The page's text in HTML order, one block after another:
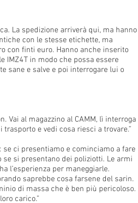
La spedizione arriverà qui, ma hanno
con le stesse etichette, ma
con finti euro. Hanno anche inserito
IMZ4T in modo che possa essere
sane e salve e poi interrogare lui o
Vai al magazzino al CAMM, lì interroga
e vedi cosa riesci a trovare.”
ci presentiamo e cominciamo a fare
si presentano dei poliziotti. Le armi
l’esperienza per maneggiarle.
saprebbe cosa farsene del sarin.
di massa che è ben più pericoloso.
carico.”